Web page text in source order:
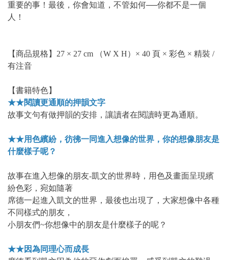
重要的事！最後，你會知道，不管如何──你都不是一個
人！
【商品規格】27 × 27 cm （W X H）× 40 頁 × 彩色 × 精裝 /
有注音
【書籍特色】
★★閱讀更通順的押韻文字
故事文句有做押韻的安排，讓讀者在閱讀時更為通順。
★★用色繽紛，彷彿一同進入想像的世界，你的想像朋友是
什麼樣子呢？
故事在進入想像的朋友-凱文的世界時，用色及畫面呈現繽
紛色彩，宛如隨著
席德一起進入凱文的世界，最後也出現了，大家想像中各種
不同樣式的朋友，
小朋友們~你想像中的朋友是什麼樣子的呢？
★★因為同理心而成長